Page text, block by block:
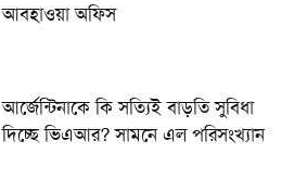
আবহাওয়া অফিস
আর্জেন্টিনাকে কি সত্যিই বাড়তি সুবিধা
দিচ্ছে ভিএআর? সামনে এল পরিসংখ্যান